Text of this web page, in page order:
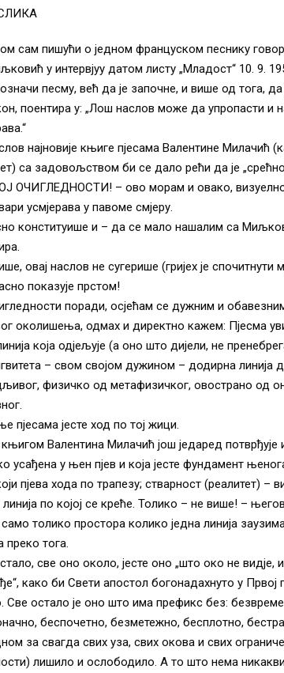
сам пишући о једном француском песнику
у интервјуу датом листу „Младост“ 10. 9.
песму, већ да је започне, и више од тога, да
поентира у: „Лош наслов може да упропасти и
најновије књиге пјесама Валентине Милачић
са задовољством би се дало рећи да је
ОЧИГЛЕДНОСТИ! – ово морам и овако,
усмјерава у павоме смјеру.
конституише и – да се мало нашалим са
овај наслов не сугерише (гријех је
показује прстом!
поради, осјећам се дужним и
околишења, одмах и директно кажем: Пјесма
која одјељује (а оно што дијели, не
– свом својом дужином – додирна линија
физичко од метафизичког, овострано од
пјесама јесте ход по тој жици.
Валентина Милачић још једаред потврђује и
усађена у њен пјев и која јесте фундамент
пјева хода по трапезу; стварност (реалитет)
линија по којој се креће. Толико – не више! –
толико простора колико једна линија
преко тога.
све оно около, јесте оно „што око не
како би Свети апостол богонадахнуто у
Све остало је оно што има префикс без:
беспочетно, безметежно, бесплотно,
за свагда свих уза, свих окова и свих
лишило и ослободило. А то што нема